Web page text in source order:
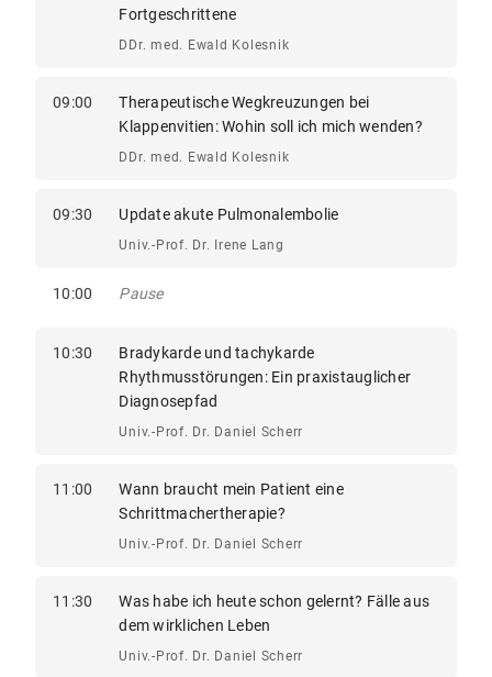
Fortgeschrittene
DDr. med. Ewald Kolesnik
09:00
Therapeutische Wegkreuzungen bei
Klappenvitien: Wohin soll ich mich wenden?
DDr. med. Ewald Kolesnik
09:30 Update akute Pulmonalembolie
Univ.-Prof. Dr. Irene Lang
10:00 Pause
10:30
Bradykarde und tachykarde
Rhythmusstörungen: Ein praxistauglicher
Diagnosepfad
Univ.-Prof. Dr. Daniel Scherr
11:00
Wann braucht mein Patient eine
Schrittmachertherapie?
Univ.-Prof. Dr. Daniel Scherr
11:30
Was habe ich heute schon gelernt? Fälle aus
dem wirklichen Leben
Univ.-Prof. Dr. Daniel Scherr